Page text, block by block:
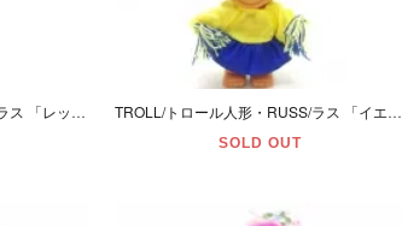
TROLL/トロール人形・RUSS/ラス 「レッド/Ｍ/生徒・スチューデント」 TROLL/トロール人形・RUSS/ラス 「イエロー/Ｍ/チアリーダー」
SOLD OUT